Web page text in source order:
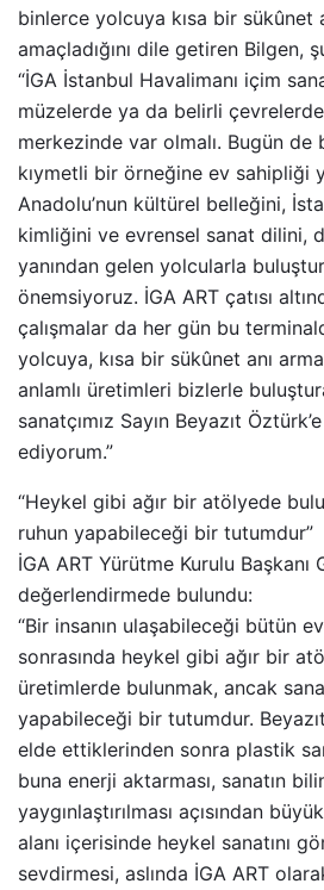
binlerce yolcuya kısa bir sükûnet
amaçladığını dile getiren Bilgen,
“İGA İstanbul Havalimanı içim
müzelerde ya da belirli
merkezinde var olmalı. Bugün
kıymetli bir örneğine ev sahipliği
Anadolu’nun kültürel belleğini,
kimliğini ve evrensel sanat dilini,
yanından gelen yolcularla
önemsiyoruz. İGA ART çatısı
çalışmalar da her gün bu
yolcuya, kısa bir sükûnet anı
anlamlı üretimleri bizlerle
sanatçımız Sayın Beyazıt
ediyorum.”
“Heykel gibi ağır bir atölyede
ruhun yapabileceği bir tutumdur”
İGA ART Yürütme Kurulu Başkanı
değerlendirmede bulundu:
“Bir insanın ulaşabileceği bütün
sonrasında heykel gibi ağır bir
üretimlerde bulunmak, ancak
yapabileceği bir tutumdur.
elde ettiklerinden sonra plastik
buna enerji aktarması, sanatın
yaygınlaştırılması açısından
alanı içerisinde heykel sanatını
sevdirmesi, aslında İGA ART